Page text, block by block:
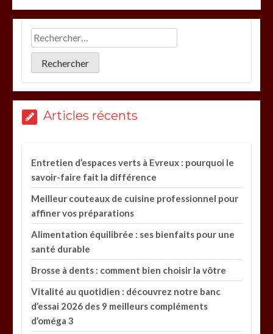
Articles récents
Entretien d’espaces verts à Evreux : pourquoi le
savoir-faire fait la différence
Meilleur couteaux de cuisine professionnel pour
affiner vos préparations
Alimentation équilibrée : ses bienfaits pour une
santé durable
Brosse à dents : comment bien choisir la vôtre
Vitalité au quotidien : découvrez notre banc
d’essai 2026 des 9 meilleurs compléments
d’oméga 3